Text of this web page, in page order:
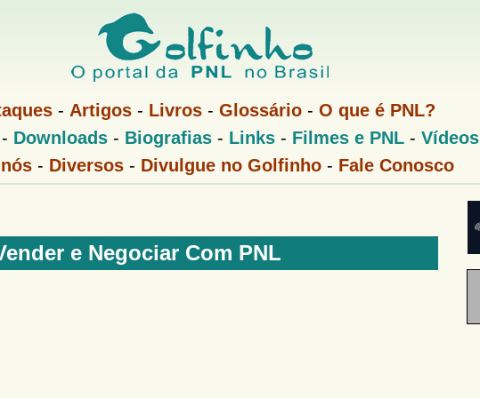
Pular
para
o
principal
- Artigos - Livros - Glossário - O que é PNL?
Downloads- Biografias- Links- Filmes e PNL- Vídeos
- Diversos- Divulgue no Golfinho- Fale Conosco
e Negociar Com PNL